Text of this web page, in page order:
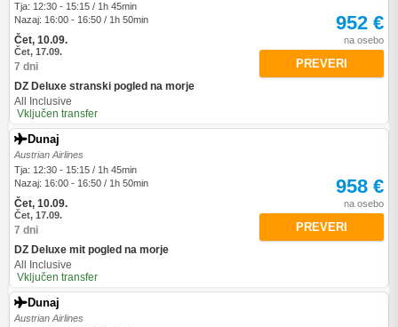
Tja: 12:30 - 15:15 / 1h 45min
Nazaj: 16:00 - 16:50 / 1h 50min
Čet, 10.09.
Čet, 17.09.
7 dni
DZ Deluxe stranski pogled na morje
All Inclusive
Vključen transfer
952 €
na osebo
PREVERI
Dunaj
Austrian Airlines
Tja: 12:30 - 15:15 / 1h 45min
Nazaj: 16:00 - 16:50 / 1h 50min
Čet, 10.09.
Čet, 17.09.
7 dni
DZ Deluxe mit pogled na morje
All Inclusive
Vključen transfer
958 €
na osebo
PREVERI
Dunaj
Austrian Airlines